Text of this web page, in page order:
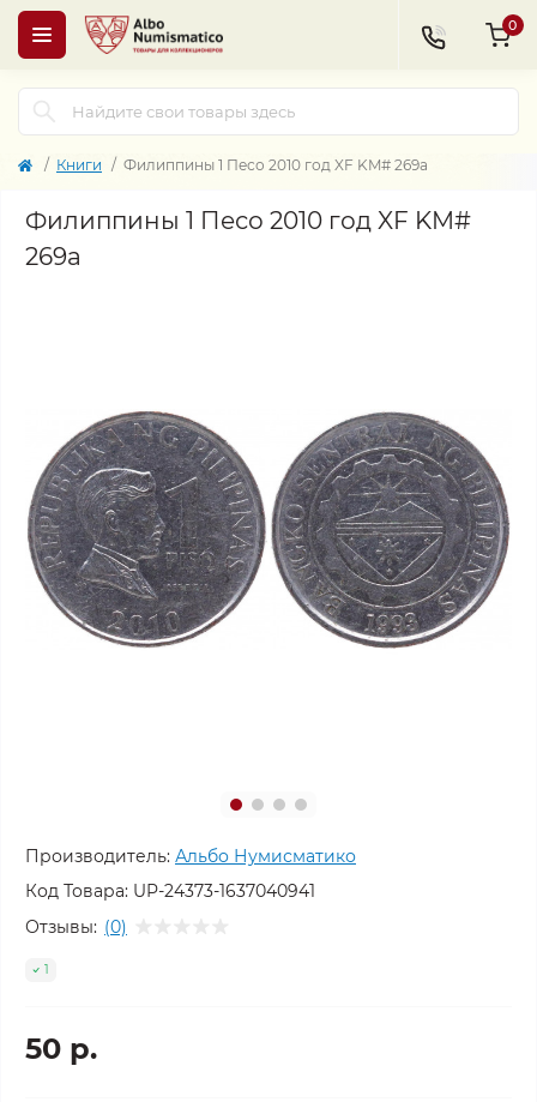
0
Книги Филиппины 1 Песо 2010 год XF KM# 269a
Филиппины 1 Песо 2010 год XF KM#
269a
Производитель: Альбо Нумисматико
Код Товара: UP-24373-1637040941
Отзывы: (0)
1
50 р.